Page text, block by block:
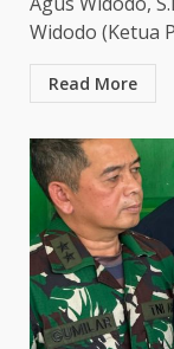
Widodo (Ketua
Read More